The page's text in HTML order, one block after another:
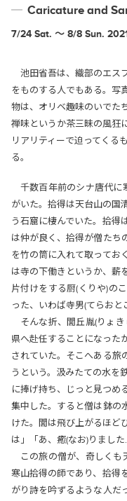
Caricature and
7/24 Sat. 〜 8/8 Sun.
池田省吾は、織部のエス
をものする人でもある。写
物は、オリベ趣味のいでた
禅味というか茶三昧の風狂
リアリティーで迫ってくる
る。
千数百年前のシナ唐代に
がいた。拾得は天台山の国
う石窟に棲んでいた。拾得
は仲が良く、拾得が僧たち
を竹の筒に入れて取ってお
は寺の下働きというか、薪
片付けをする厨(くりや)の
った、いわば寺男(てらおと
そんな折、閭丘胤(りょき
県へ赴任することになった
されていた。そこへある旅
うという。汲みたての水を
に捧げ持ち、じっと見つめ
集中した。すると僧は鉢の
けた。閭は飛び上がるほど
は」「あ、癒(なお)りました
この旅の僧が、奇しくも
寒山拾得の師であり、拾得
がり詩を吟ずるような人だ